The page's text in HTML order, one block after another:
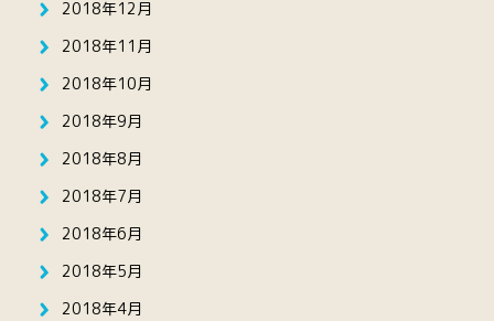
2018年12月
2018年11月
2018年10月
2018年9月
2018年8月
2018年7月
2018年6月
2018年5月
2018年4月